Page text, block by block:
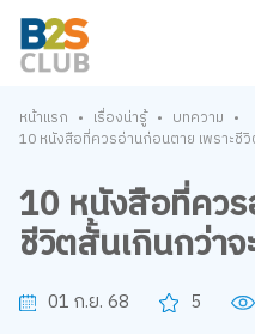
หน้าแรก • เรื่องน่ารู้ • บทความ •
10 หนังสือที่ควรอ่านก่อนตาย เพราะชีวิ
10 หนังสือที่ควร
ชีวิตสั้นเกินกว่าจ
01 ก.ย. 68 5